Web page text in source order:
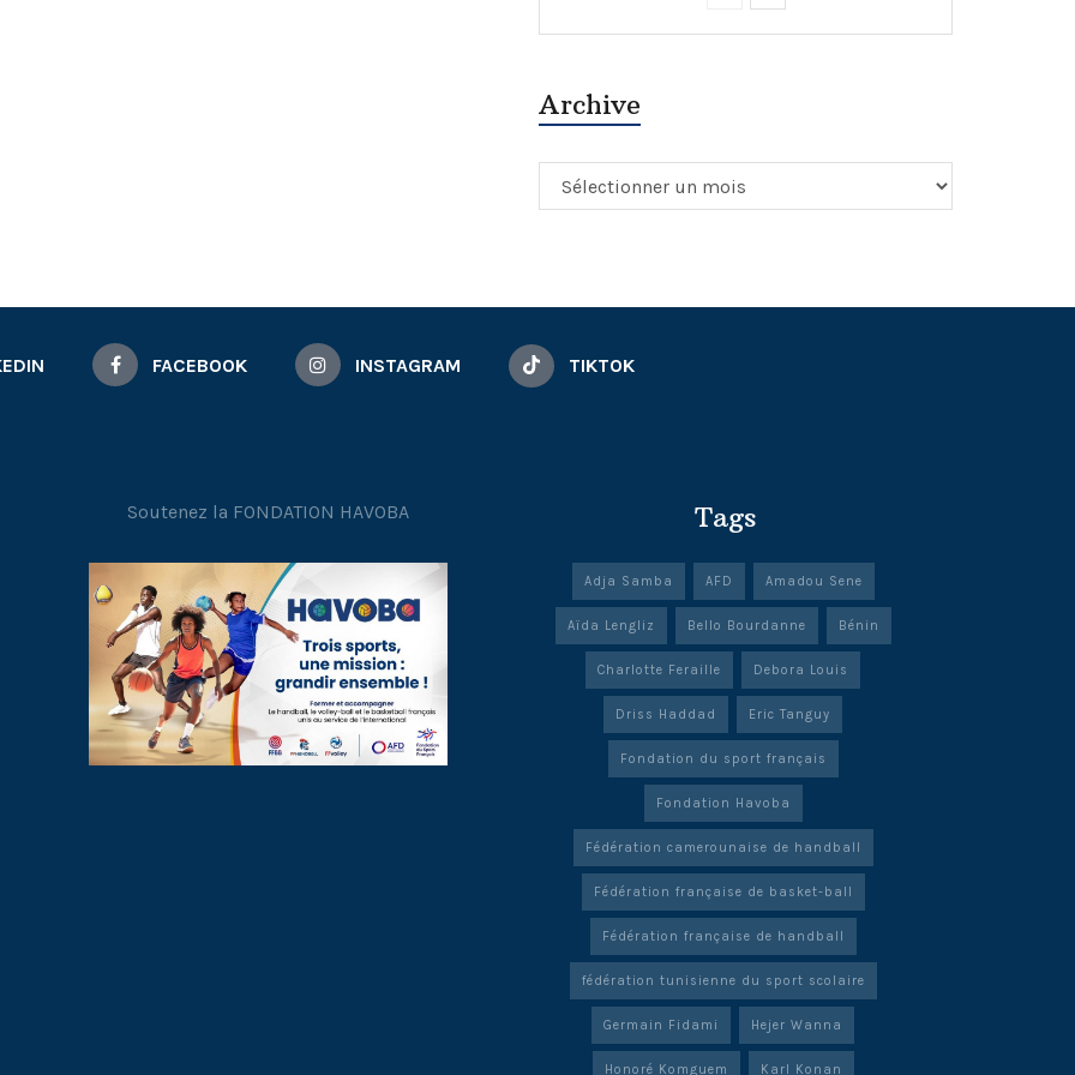
Archive
Archive
FACEBOOK INSTAGRAM TIKTOK
Soutenez la FONDATION HAVOBA Tags
Adja Samba AFD Amadou Sene
Aïda Lengliz Bello Bourdanne Bénin
Charlotte Feraille Debora Louis
Driss Haddad Eric Tanguy
Fondation du sport français
Fondation Havoba
Fédération camerounaise de handball
Fédération française de basket-ball
Fédération française de handball
fédération tunisienne du sport scolaire
Germain Fidami Hejer Wanna
Honoré Komguem Karl Konan